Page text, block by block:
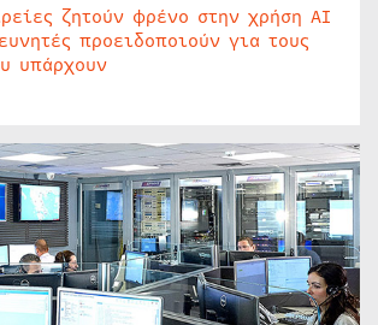
ζητούν φρένο στην χρήση AI
προειδοποιούν για τους
υπάρχουν